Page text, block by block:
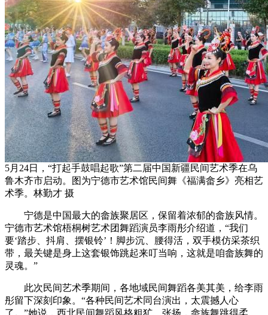
5月24日，“打起手鼓唱起歌”第二届中国新疆民间艺术季在乌
鲁木齐市启动。图为宁德市艺术馆民间舞《福满畲乡》亮相艺
术季。林勤才 摄
宁德是中国最大的畲族聚居区，保留着浓郁的畲族风情。
宁德市艺术馆梧桐树艺术团舞蹈演员李雨彤介绍道，“我们
要‘踏步、抖肩、摆银铃’！脚步沉、腰得活，双手模仿采茶织
带，最关键是身上这套银饰跳起来叮当响，这就是咱畲族舞的
灵魂。”
此次民间艺术季期间，各地域民间舞蹈各美其美，给李雨
彤留下深刻印象。“各种民间艺术同台演出，太震撼人心